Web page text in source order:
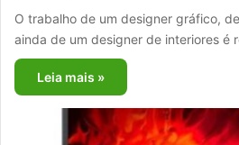
O trabalho de um designer gráfico,
ainda de um designer de interiores é
Leia mais »